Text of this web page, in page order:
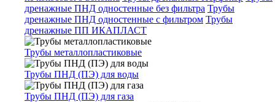
дренажные ПНД одностенные без фильтра Трубы
дренажные ПНД одностенные с фильтром Трубы
дренажные ПП ИКАПЛАСТ
Трубы металлопластиковые
Трубы ПНД (ПЭ) для воды
Трубы ПНД (ПЭ) для газа